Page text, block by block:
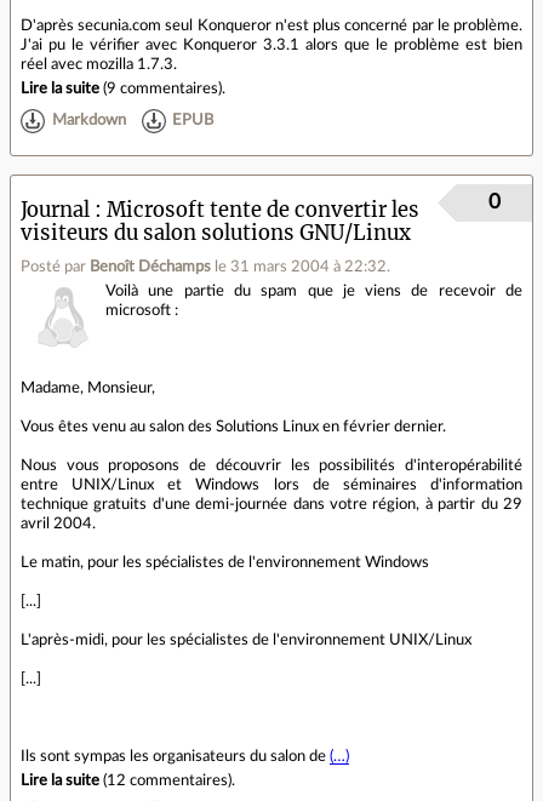
D'après secunia.com seul Konqueror n'est plus concerné par le problème.
J'ai pu le vérifier avec Konqueror 3.3.1 alors que le problème est bien
réel avec mozilla 1.7.3.
Lire la suite (9 commentaires).
Markdown EPUB
Journal
Microsoft tente de convertir les
visiteurs du salon solutions GNU/Linux
Posté par Benoît Déchamps le 31 mars 2004 à 22:32.
0
Voilà une partie du spam que je viens de recevoir de
microsoft :
Madame, Monsieur,
Vous êtes venu au salon des Solutions Linux en février dernier.
Nous vous proposons de découvrir les possibilités d'interopérabilité
entre UNIX/Linux et Windows lors de séminaires d'information
technique gratuits d'une demi-journée dans votre région, à partir du 29
avril 2004.
Le matin, pour les spécialistes de l'environnement Windows
[...]
L'après-midi, pour les spécialistes de l'environnement UNIX/Linux
[...]
Ils sont sympas les organisateurs du salon de (…)
Lire la suite (12 commentaires).